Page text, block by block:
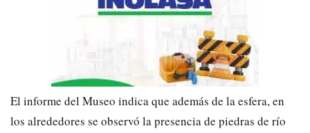
El informe del Museo indica que además de la esfera, en
los alrededores se observó la presencia de piedras de río